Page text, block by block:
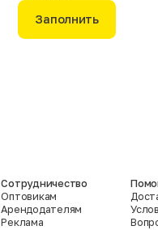
Заполнить
Сотрудничество
Оптовикам
Арендодателям
Реклама